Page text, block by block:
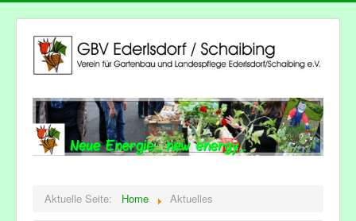
Aktuelle Seite: Home Aktuelles